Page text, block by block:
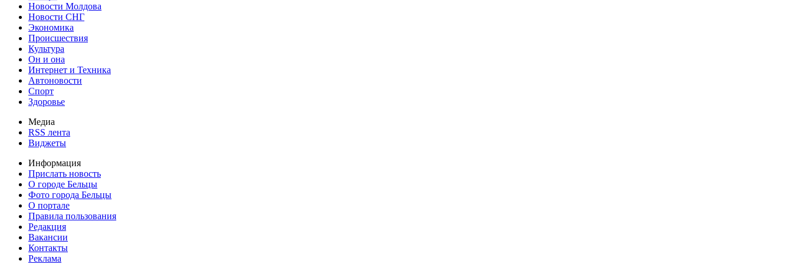
Новости Молдова
Новости СНГ
Экономика
Происшествия
Культура
Он и она
Интернет и Техника
Автоновости
Спорт
Здоровье
Медиа
RSS лента
Виджеты
Информация
Прислать новость
О городе Бельцы
Фото города Бельцы
О портале
Правила пользования
Редакция
Вакансии
Контакты
Реклама